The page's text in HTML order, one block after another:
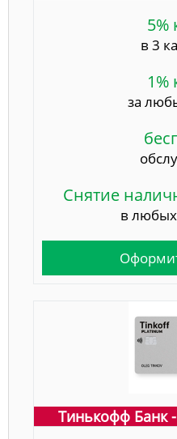
5%
в 3
1%
за
Снятие
в
Тинькофф Банк